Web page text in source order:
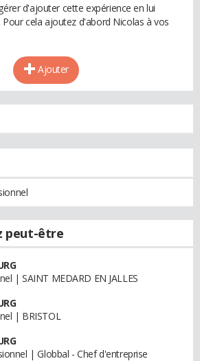
d'ajouter cette expérience en lui
cela ajoutez d'abord Nicolas à vos
Ajouter
peut-être
| SAINT MEDARD EN JALLES
| BRISTOL
| Globbal - Chef d'entreprise